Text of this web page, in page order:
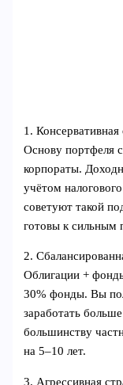
1. Консервативная
Основу портфеля
корпораты.
учётом
советуют такой
готовы к сильным
2.
Облигации +
30% фонды. Вы
заработать
большинству
на 5–10 лет.
3. Агрессивная